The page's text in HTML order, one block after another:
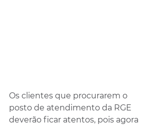
Os clientes que procurarem o
posto de atendimento da RGE
deverão ficar atentos, pois agora